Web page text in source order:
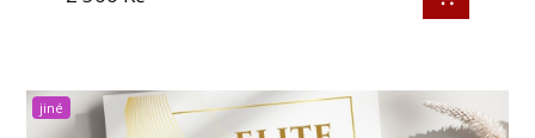
jiné